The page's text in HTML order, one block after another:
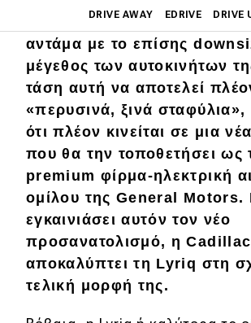
DRIVE AWAY EDRIVE DRIVE
Main navigation
Επικαιρότητα
Νέα μοντέλα
Πρωτότυπα
Ελλάδα
Κόσμος
Τεχνολογία
Ασφάλεια
Αγορά
μικρότερους κινητήρες που
αντάμα με το επίσης
μέγεθος των αυτοκινήτων
τάση αυτή να αποτελεί
«περυσινά, ξινά σταφύλια»,
ότι πλέον κινείται σε μια
που θα την τοποθετήσει ως
premium φίρμα-ηλεκτρική
ομίλου της General Motors.
εγκαινιάσει αυτόν τον νέο
προσανατολισμό, η Cadillac
αποκαλύπτει τη Lyriq στη
τελική μορφή της.